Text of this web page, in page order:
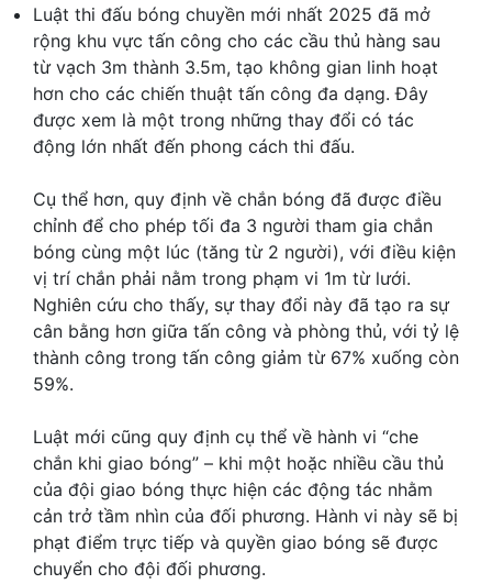
Luật thi đấu bóng chuyền mới nhất 2025 đã mở
rộng khu vực tấn công cho các cầu thủ hàng sau
từ vạch 3m thành 3.5m, tạo không gian linh hoạt
hơn cho các chiến thuật tấn công đa dạng. Đây
được xem là một trong những thay đổi có tác
động lớn nhất đến phong cách thi đấu.
Cụ thể hơn, quy định về chắn bóng đã được điều
chỉnh để cho phép tối đa 3 người tham gia chắn
bóng cùng một lúc (tăng từ 2 người), với điều kiện
vị trí chắn phải nằm trong phạm vi 1m từ lưới.
Nghiên cứu cho thấy, sự thay đổi này đã tạo ra sự
cân bằng hơn giữa tấn công và phòng thủ, với tỷ lệ
thành công trong tấn công giảm từ 67% xuống còn
59%.
Luật mới cũng quy định cụ thể về hành vi “che
chắn khi giao bóng” – khi một hoặc nhiều cầu thủ
của đội giao bóng thực hiện các động tác nhằm
cản trở tầm nhìn của đối phương. Hành vi này sẽ bị
phạt điểm trực tiếp và quyền giao bóng sẽ được
chuyển cho đội đối phương.